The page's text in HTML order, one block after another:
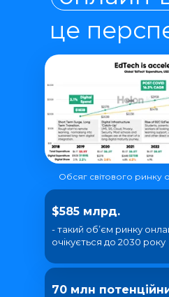
це
$585 млрд.
Обсяг світового ринку
- такий об’єм ринку
очікується до 2030 року
70 млн